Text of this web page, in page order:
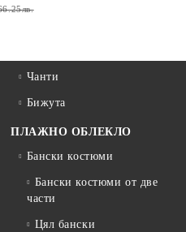
Чанти
Бижута
ПЛАЖНО ОБЛЕКЛО
Бански костюми
Бански костюми от две
части
Цял бански